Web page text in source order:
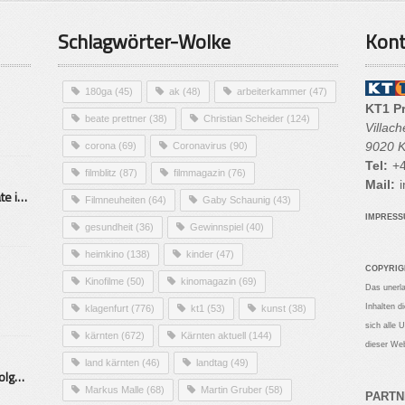
Alarmierende Selbstmordrate in Kärnten
Mittelstand – Fit fürs Land Folge 9- Konditor
Schlagwörter-Wolke
180ga (45) ak (48) arbeiterkammer (47)
beate prettner (38) Christian Scheider (124)
corona (69) Coronavirus (90)
filmblitz (87) filmmagazin (76)
Filmneuheiten (64) Gaby Schaunig (43)
gesundheit (36) Gewinnspiel (40)
heimkino (138) kinder (47)
Kinofilme (50) kinomagazin (69)
klagenfurt (776) kt1 (53) kunst (38)
kärnten (672) Kärnten aktuell (144)
land kärnten (46) landtag (49)
Markus Malle (68) Martin Gruber (58)
KT1
9020
Tel:
Mail:
Das
Inhalten
sich alle
dieser